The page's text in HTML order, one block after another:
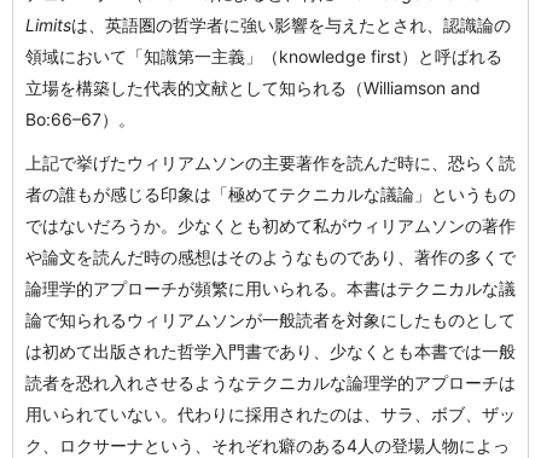
Limitsは、英語圏の哲学者に強い影響を与えたとされ、認識論の
領域において「知識第一主義」（knowledge first）と呼ばれる
立場を構築した代表的文献として知られる（Williamson and
Bo:66–67）。
上記で挙げたウィリアムソンの主要著作を読んだ時に、恐らく読
者の誰もが感じる印象は「極めてテクニカルな議論」というもの
ではないだろうか。少なくとも初めて私がウィリアムソンの著作
や論文を読んだ時の感想はそのようなものであり、著作の多くで
論理学的アプローチが頻繁に用いられる。本書はテクニカルな議
論で知られるウィリアムソンが一般読者を対象にしたものとして
は初めて出版された哲学入門書であり、少なくとも本書では一般
読者を恐れ入れさせるようなテクニカルな論理学的アプローチは
用いられていない。代わりに採用されたのは、サラ、ボブ、ザッ
ク、ロクサーナという、それぞれ癖のある4人の登場人物によっ